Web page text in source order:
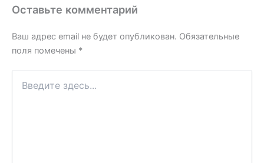
Оставьте комментарий
Ваш адрес email не будет опубликован. Обязательные
поля помечены *
здесь...